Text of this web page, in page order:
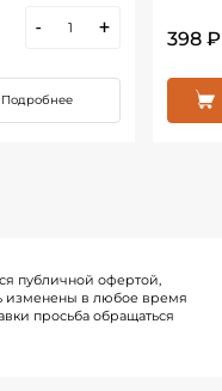
- +
Подробнее
398 ₽
публичной офертой,
изменены в любое время
просьба обращаться